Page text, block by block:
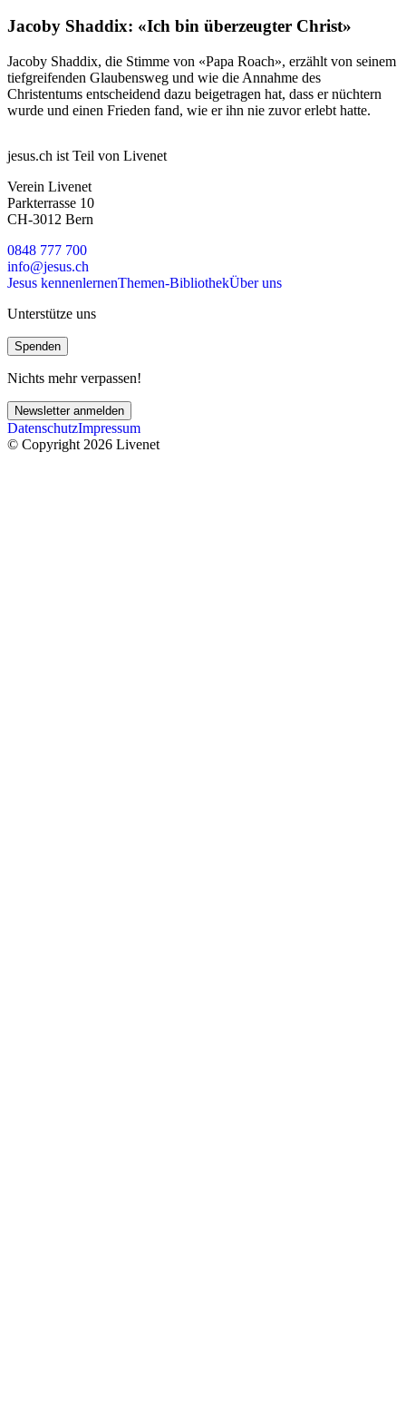
Jacoby Shaddix: «Ich bin überzeugter Christ»
Jacoby Shaddix, die Stimme von «Papa Roach», erzählt von seinem
tiefgreifenden Glaubensweg und wie die Annahme des
Christentums entscheidend dazu beigetragen hat, dass er nüchtern
wurde und einen Frieden fand, wie er ihn nie zuvor erlebt hatte.
jesus.ch ist Teil von Livenet
Verein Livenet
Parkterrasse 10
CH-3012 Bern
0848 777 700
info@jesus.ch
Jesus kennenlernenThemen-BibliothekÜber uns
Unterstütze uns
Spenden
Nichts mehr verpassen!
Newsletter anmelden
DatenschutzImpressum
© Copyright 2026 Livenet